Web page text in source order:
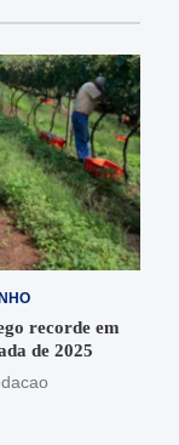
recorde em
de 2025